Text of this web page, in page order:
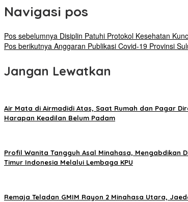
Navigasi pos
Pos sebelumnya Disiplin Patuhi Protokol Kesehatan
Pos berikutnya Anggaran Publikasi Covid-19 Provinsi
Jangan Lewatkan
Air Mata di Airmadidi Atas, Saat Rumah dan Pagar
Harapan Keadilan Belum Padam
Profil Wanita Tangguh Asal Minahasa, Mengabdikan
Timur Indonesia Melalui Lembaga KPU
Remaja Teladan GMIM Rayon 2 Minahasa Utara,